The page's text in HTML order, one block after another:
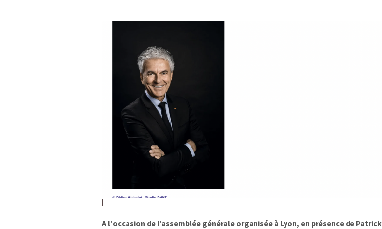
A l’occasion de l’assemblée générale organisée à Lyon, en présence de Patrick